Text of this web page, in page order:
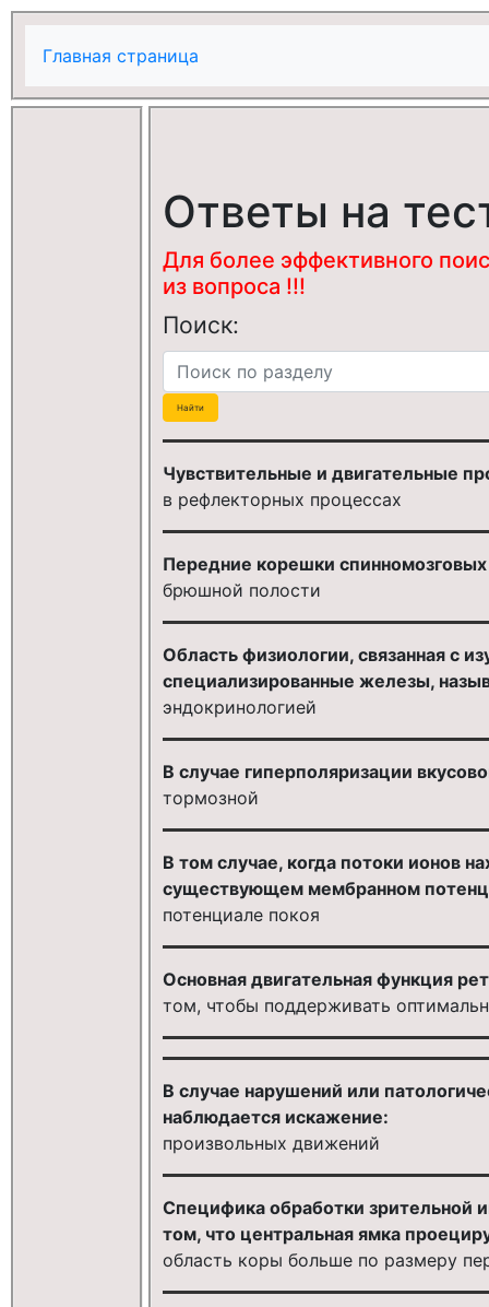
Главная страница
Ответы на
Для более эффективного
из вопроса !!!
Поиск:
Чувствительные и двигательные
в рефлекторных процессах
Передние корешки
брюшной полости
Область физиологии, связанная с
специализированные железы,
эндокринологией
В случае гиперполяризации
тормозной
В том случае, когда потоки ионов
существующем мембранном
потенциале покоя
Основная двигательная функция
том, чтобы поддерживать
В случае нарушений или
наблюдается искажение:
произвольных движений
Специфика обработки зрительной
том, что центральная ямка
область коры больше по размеру